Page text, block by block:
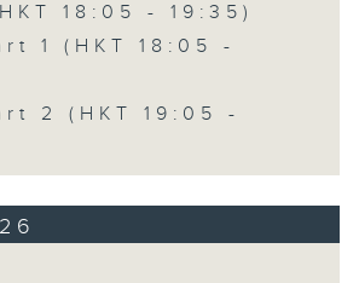
18:05 - 19:35)
1 (HKT 18:05 -
2 (HKT 19:05 -